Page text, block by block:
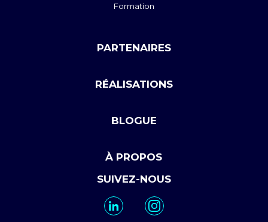
Formation
PARTENAIRES
RÉALISATIONS
BLOGUE
À PROPOS
SUIVEZ-NOUS